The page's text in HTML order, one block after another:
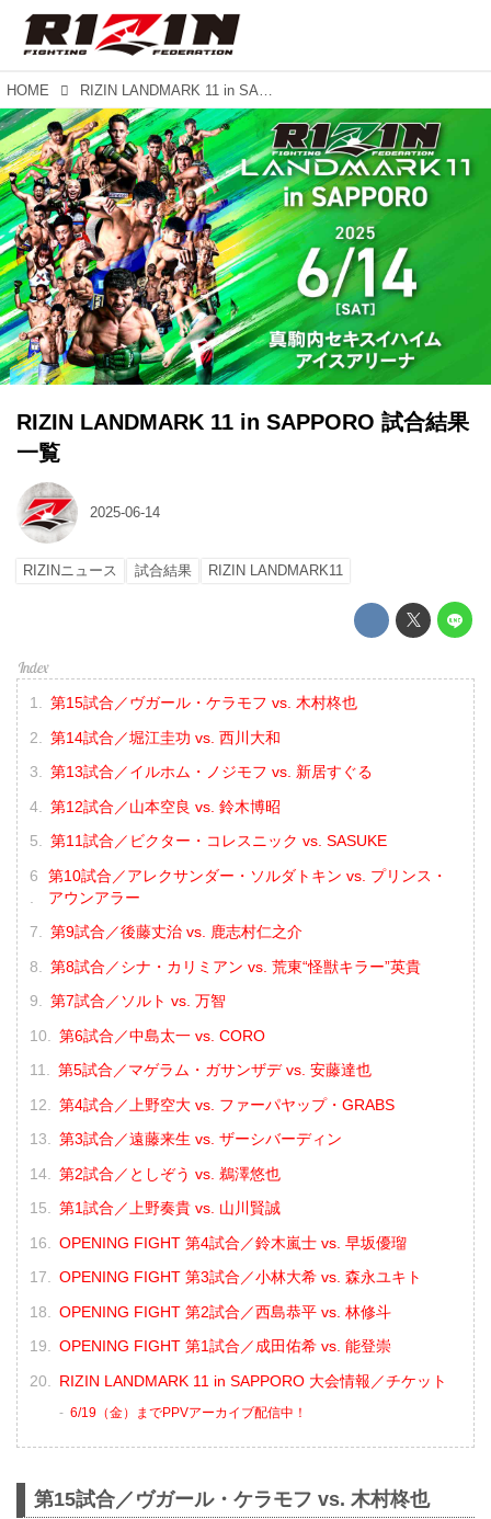
HOME RIZIN LANDMARK 11 in SAPPORO 試合結果一覧
RIZIN LANDMARK 11 in SAPPORO 試合結果
一覧
2025-06-14
RIZINニュース 試合結果 RIZIN LANDMARK11
第15試合／ヴガール・ケラモフ vs. 木村柊也
第14試合／堀江圭功 vs. 西川大和
第13試合／イルホム・ノジモフ vs. 新居すぐる
第12試合／山本空良 vs. 鈴木博昭
第11試合／ビクター・コレスニック vs. SASUKE
第10試合／アレクサンダー・ソルダトキン vs. プリンス・
アウンアラー
第9試合／後藤丈治 vs. 鹿志村仁之介
第8試合／シナ・カリミアン vs. 荒東“怪獣キラー”英貴
第7試合／ソルト vs. 万智
第6試合／中島太一 vs. CORO
第5試合／マゲラム・ガサンザデ vs. 安藤達也
第4試合／上野空大 vs. ファーパヤップ・GRABS
第3試合／遠藤来生 vs. ザーシバーディン
第2試合／としぞう vs. 鵜澤悠也
第1試合／上野奏貴 vs. 山川賢誠
OPENING FIGHT 第4試合／鈴木嵐士 vs. 早坂優瑠
OPENING FIGHT 第3試合／小林大希 vs. 森永ユキト
OPENING FIGHT 第2試合／西島恭平 vs. 林修斗
OPENING FIGHT 第1試合／成田佑希 vs. 能登崇
RIZIN LANDMARK 11 in SAPPORO 大会情報／チケット
6/19（金）までPPVアーカイブ配信中！
第15試合／ヴガール・ケラモフ vs. 木村柊也